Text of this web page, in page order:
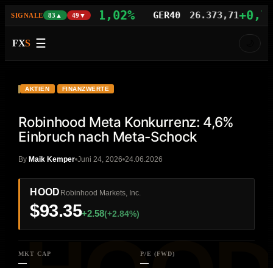
SIGNALE 83▲ 49▼
29.721,21+1,02% GER40 26.373,71+0,77%
FXS ☰
HOOD
AKTIEN FINANZWERTE
Robinhood Meta Konkurrenz: 4,6%
Einbruch nach Meta-Schock
ByMaik Kemper Juni 24, 2026 24.06.2026
HOOD Robinhood Markets, Inc.
$93.35+2.58(+2.84%)
MKT CAP
—
P/E (FWD)
—